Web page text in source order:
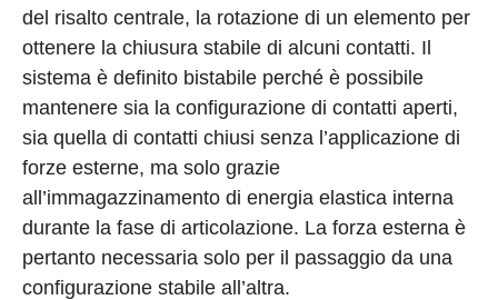
del risalto centrale, la rotazione di un elemento per
ottenere la chiusura stabile di alcuni contatti. Il
sistema è definito bistabile perché è possibile
mantenere sia la configurazione di contatti aperti,
sia quella di contatti chiusi senza l’applicazione di
forze esterne, ma solo grazie
all’immagazzinamento di energia elastica interna
durante la fase di articolazione. La forza esterna è
pertanto necessaria solo per il passaggio da una
configurazione stabile all’altra.